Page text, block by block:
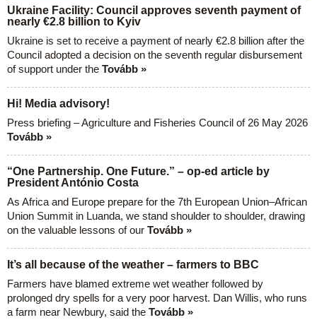
Ukraine Facility: Council approves seventh payment of
nearly €2.8 billion to Kyiv
Ukraine is set to receive a payment of nearly €2.8 billion after the
Council adopted a decision on the seventh regular disbursement
of support under the Tovább »
Hi! Media advisory!
Press briefing – Agriculture and Fisheries Council of 26 May 2026
Tovább »
“One Partnership. One Future.” – op-ed article by
President António Costa
As Africa and Europe prepare for the 7th European Union–African
Union Summit in Luanda, we stand shoulder to shoulder, drawing
on the valuable lessons of our Tovább »
It’s all because of the weather – farmers to BBC
Farmers have blamed extreme wet weather followed by
prolonged dry spells for a very poor harvest. Dan Willis, who runs
a farm near Newbury, said the Tovább »